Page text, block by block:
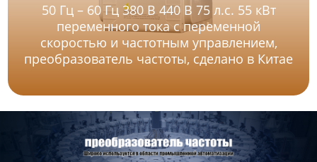
50 Гц – 60 Гц 380 В 440 В 75 л.с. 55 кВт
переменного тока с переменной
скоростью и частотным управлением,
преобразователь частоты, сделано в Китае